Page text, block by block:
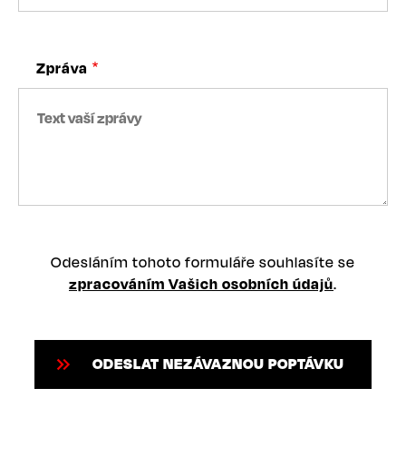
Zpráva
Odesláním tohoto formuláře souhlasíte se
zpracováním Vašich osobních údajů.